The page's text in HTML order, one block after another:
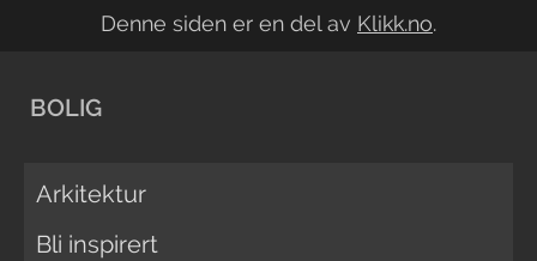
Denne siden er en del av Klikk.no.
BOLIG
Arkitektur
Bli inspirert